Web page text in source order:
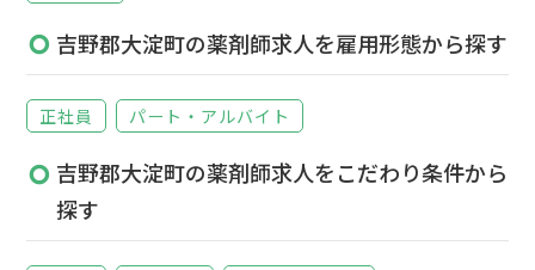
吉野郡大淀町の薬剤師求人を雇用形態から探す
正社員 パート・アルバイト
吉野郡大淀町の薬剤師求人をこだわり条件から
探す